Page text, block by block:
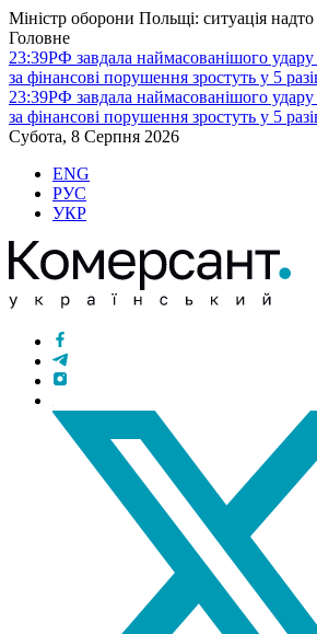
Міністр оборони Польщі: ситуація
Головне
23:39РФ завдала наймасованішого
за фінансові порушення зростуть у 5
23:39РФ завдала наймасованішого
за фінансові порушення зростуть у 5
Субота, 8 Серпня 2026
ENG
РУС
УКР